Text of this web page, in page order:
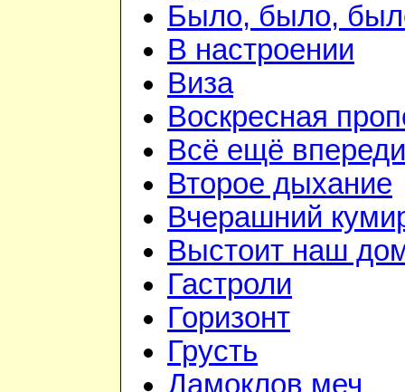
Было, было,
В настроении
Виза
Воскресная
Всё ещё впереди
Второе дыхание
Вчерашний
Выстоит наш
Гастроли
Горизонт
Грусть
Дамоклов меч